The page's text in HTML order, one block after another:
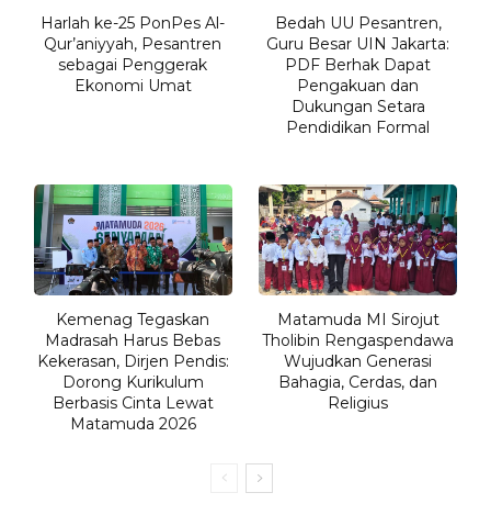
Harlah ke-25 PonPes Al-
Qur’aniyyah, Pesantren
sebagai Penggerak
Ekonomi Umat
Bedah UU Pesantren,
Guru Besar UIN Jakarta:
PDF Berhak Dapat
Pengakuan dan
Dukungan Setara
Pendidikan Formal
Kemenag Tegaskan
Madrasah Harus Bebas
Kekerasan, Dirjen Pendis:
Dorong Kurikulum
Berbasis Cinta Lewat
Matamuda 2026
Matamuda MI Sirojut
Tholibin Rengaspendawa
Wujudkan Generasi
Bahagia, Cerdas, dan
Religius